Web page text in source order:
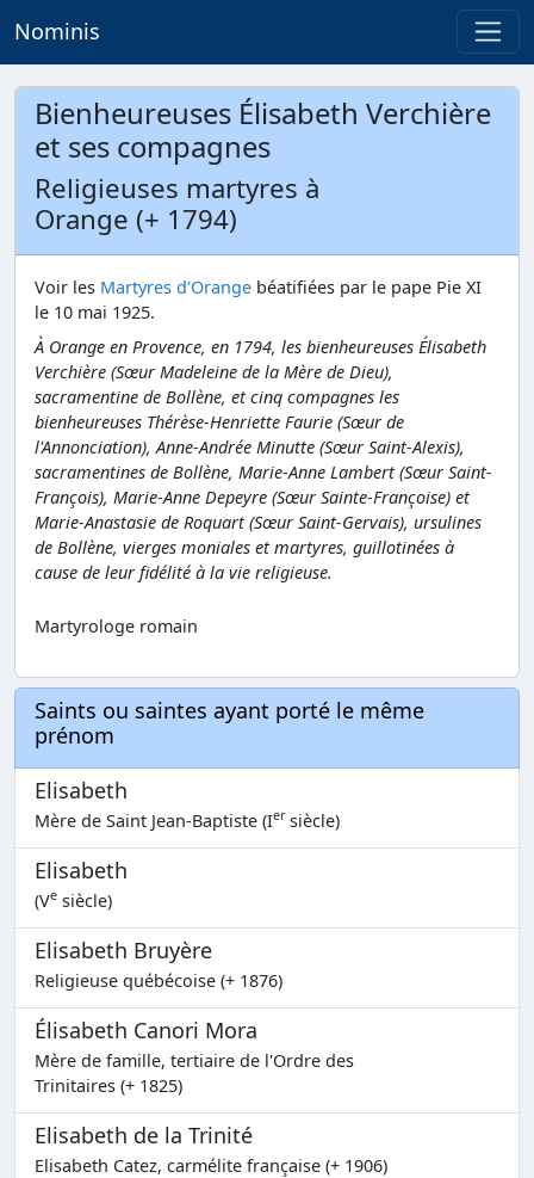
Nominis
Bienheureuses Élisabeth Verchière
et ses compagnes
Religieuses martyres à
Orange (+ 1794)
Voir les Martyres d'Orange béatifiées par le pape Pie XI
le 10 mai 1925.
À Orange en Provence, en 1794, les bienheureuses Élisabeth
Verchière (Sœur Madeleine de la Mère de Dieu),
sacramentine de Bollène, et cinq compagnes les
bienheureuses Thérèse-Henriette Faurie (Sœur de
l'Annonciation), Anne-Andrée Minutte (Sœur Saint-Alexis),
sacramentines de Bollène, Marie-Anne Lambert (Sœur Saint-
François), Marie-Anne Depeyre (Sœur Sainte-Françoise) et
Marie-Anastasie de Roquart (Sœur Saint-Gervais), ursulines
de Bollène, vierges moniales et martyres, guillotinées à
cause de leur fidélité à la vie religieuse.
Martyrologe romain
Saints ou saintes ayant porté le même
prénom
Elisabeth
Mère de Saint Jean-Baptiste (Iersiècle)
Elisabeth
(Ve siècle)
Elisabeth Bruyère
Religieuse québécoise (+ 1876)
Élisabeth Canori Mora
Mère de famille, tertiaire de l'Ordre des
Trinitaires (+ 1825)
Elisabeth de la Trinité
Elisabeth Catez, carmélite française (+ 1906)